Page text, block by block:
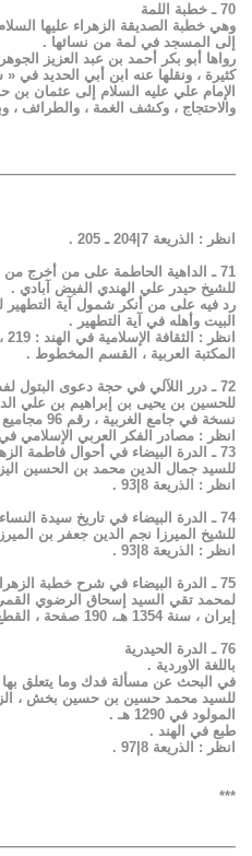
70 ـ خطبة اللمة
وهي خطبة الصديقة الزهراء عليها
إلى المسجد في لمة من نسائها .
رواها أبو بكر أحمد بن عبد العزيز
كثيرة ، ونقلها عنه ابن أبي الحديد في
الإمام علي عليه السلام إلى عثمان
والاحتجاج ، وكشف الغمة ، والطرائف ،
انظر : الذريعة 7|204 ـ 205 .
71 ـ الداهية الحاطمة على من أخرج من أهل البيت فاطمة
للشيخ حيدر علي الهندي الفيض آبادي .
رد فيه على من أنكر شمول آية التطهير
البيت وأهله في آية التطهير .
المكتبة العربية ، القسم المخطوط .
72 ـ درر اللآلي في حجة دعوى البتول لفدك والعوالي
للحسين بن يحيى بن إبراهيم بن علي الديلمي (1149 ـ
نسخة في جامع الغربية ، رقم 96 مجاميع .
انظر : مصادر الفكر العربي الإسلامي في
73 ـ الدرة البيضاء في أحوال فاطمة الزهراء عليها السلام
للسيد جمال الدين محمد بن الحسين
انظر : الذريعة 8|93 .
74 ـ الدرة البيضاء في تاريخ سيدة النساء فاطمة الزهراء عليها السلام
للشيخ الميرزا نجم الدين جعفر بن
انظر : الذريعة 8|93 .
75 ـ الدرة البيضاء في شرح خطبة الزهراء
لمحمد تقي السيد إسحاق الرضوي
إيران ، سنة 1354 هـ، 190 صفحة ، القطع الكبير .
76 ـ الدرة الحيدرية
باللغة الاوردية .
في البحث عن مسألة فدك وما يتعلق
للسيد محمد حسين بن حسين بخش ،
المولود في 1290 هـ .
طبع في الهند .
انظر : الذريعة 8|97 .
***